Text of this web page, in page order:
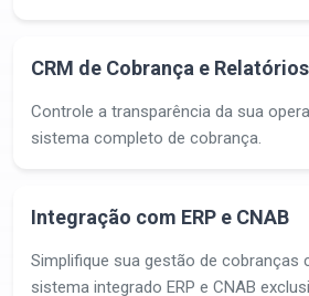
CRM de Cobrança e
Controle a transparência da sua
sistema completo de cobrança.
Integração com ERP e CNAB
Simplifique sua gestão de cobranças
sistema integrado ERP e CNAB